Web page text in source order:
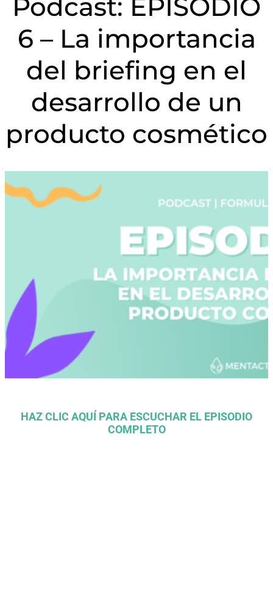
Podcast: EPISODIO
6 – La importancia
del briefing en el
desarrollo de un
producto cosmético
HAZ CLIC AQUÍ PARA ESCUCHAR EL EPISODIO
COMPLETO